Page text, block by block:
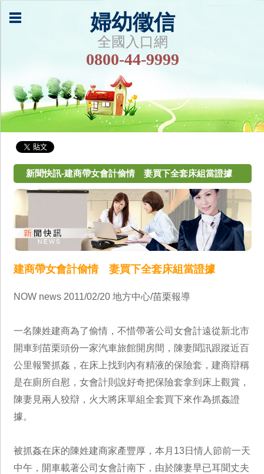
婦幼徵信
全國入口網
0800-44-9999
新聞快訊-建商帶女會計偷情 妻買下全套床組當證據
建商帶女會計偷情 妻買下全套床組當證據
NOW news 2011/02/20 地方中心/苗栗報導
一名陳姓建商為了偷情，不惜帶著公司女會計遠從新北市
開車到苗栗頭份一家汽車旅館開房間，陳妻聞訊跟蹤近百
公里報警抓姦，在床上找到內有精液的保險套，建商辯稱
是在廁所自慰，女會計則說好奇把保險套拿到床上觀賞，
陳妻見兩人狡辯，火大將床單組全套買下來作為抓姦證
據。
被抓姦在床的陳姓建商家產豐厚，本月13日情人節前一天
中午，開車載著公司女會計南下，由於陳妻早已耳聞丈夫